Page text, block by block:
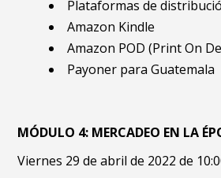
Plataformas de
Amazon Kindle
Amazon POD (Print On
Payoner para Guatemala
MÓDULO 4: MERCADEO EN LA
Viernes 29 de abril de 2022 de